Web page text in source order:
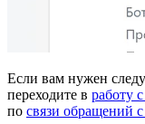
Если вам нужен
переходите в работу
по связи обращений с